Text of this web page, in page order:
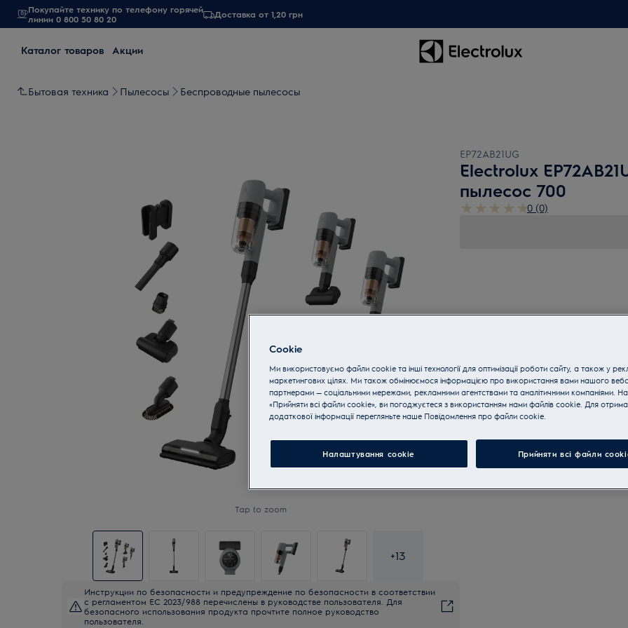
Покупайте технику по телефону горячей
линии 0 800 50 80 20
Доставка от 1,20 грн
Каталог товаров Акции
Бытовая техника Пылесосы Беспроводные пылесосы
Tap to zoom
+13
Инструкции по безопасности и предупреждение по безопасности в соответствии
с регламентом ЕС 2023/988 перечислены в руководстве пользователя. Для
безопасного использования продукта прочтите полное руководство
пользователя.
EP72AB21UG
Electrolux
пылесос 700
0 (0)
Cookie
Ми використовуємо файли cookie та інші технології для оптимізації роботи сайту, а також у
маркетингових цілях. Ми також обмінюємося інформацією про використання вами нашого
партнерами — соціальними мережами, рекламними агентствами та аналітичними компаніями.
«Прийняти всі файли cookie», ви погоджуєтеся з використанням нами файлів cookie. Для
додаткової інформації перегляньте наше Пoвідомлення прo файли cookie.
Налаштування cookie Прийняти всі файли